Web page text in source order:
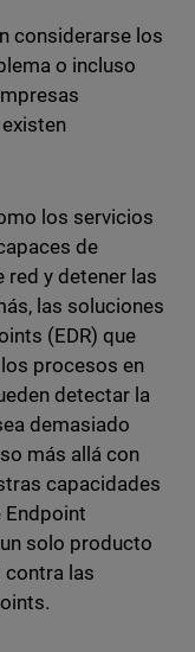
considerarse los
o incluso
los servicios
de
y detener las
las soluciones
(EDR) que
procesos en
detectar la
demasiado
más allá con
capacidades
Endpoint
solo producto
contra las